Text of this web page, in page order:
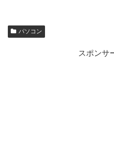
パソコン
スポンサ